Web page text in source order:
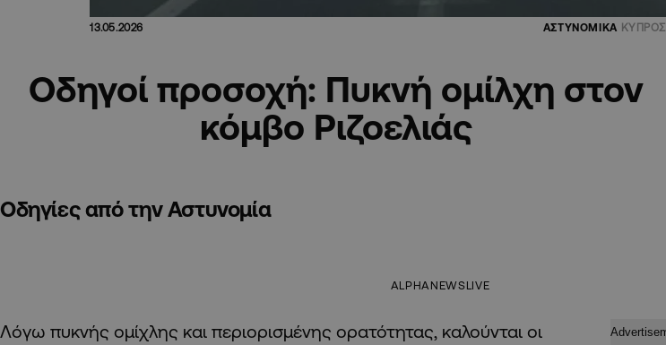
13.05.2026 ΑΣΤΥΝΟΜΙΚΑ ΚΥΠΡΟΣ
Οδηγοί προσοχή: Πυκνή ομίλχη στον
κόμβο Ριζοελιάς
Οδηγίες από την Αστυνομία
ALPHANEWSLIVE
Λόγω πυκνής ομίχλης και περιορισμένης ορατότητας, καλούνται οι